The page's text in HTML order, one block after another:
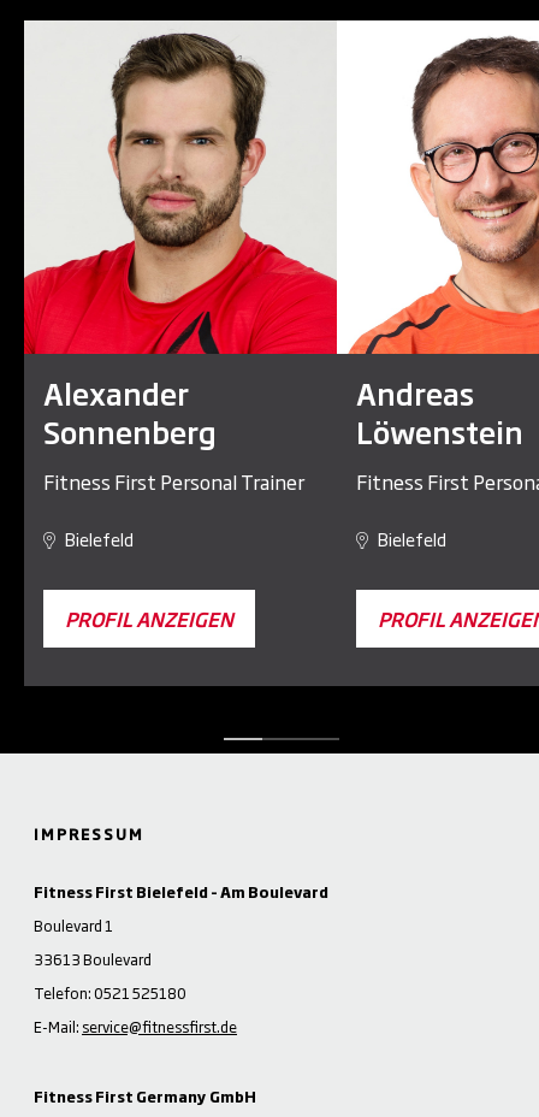
Alexander
Sonnenberg
Fitness First Personal Trainer
Bielefeld
PROFIL ANZEIGEN
Andreas
Löwenstein
Fitness First
Bielefeld
PROFIL
IMPRESSUM
Fitness First Bielefeld – Am Boulevard
Boulevard 1
33613 Boulevard
Telefon: 0521 525180
E-Mail: service@fitnessfirst.de
Fitness First Germany GmbH